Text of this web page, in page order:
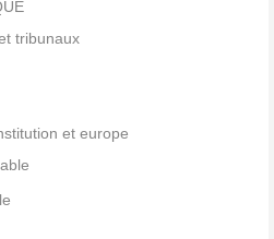
tribunaux
et europe